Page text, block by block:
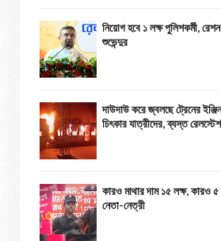
নিয়োগ হবে ১ লক্ষ পুলিশকর্মী,
শুভেন্দুর
দাউদাউ করে জ্বলছে ট্রেনের
চিৎকার যাত্রীদের, ব্যস্ত
কারও মাথার দাম ১৫ লক্ষ, কারও
নেতা-নেত্রী